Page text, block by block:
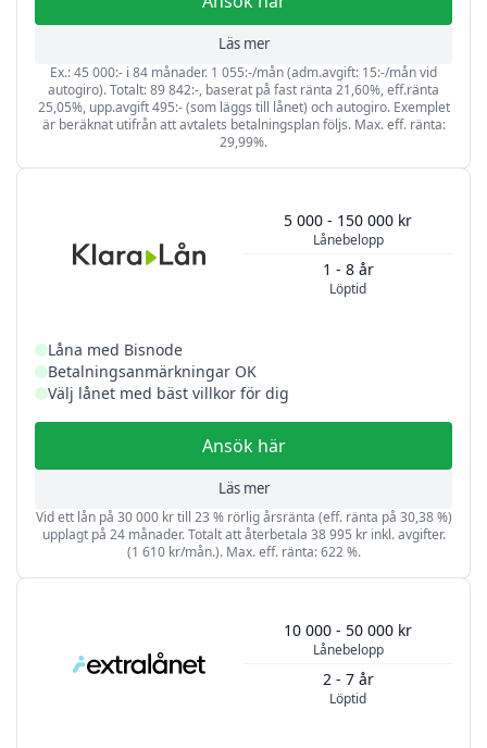
Läs mer
Ex.: 45 000:- i 84 månader. 1 055:-/mån (adm.avgift: 15:-/mån vid
autogiro). Totalt: 89 842:-, baserat på fast ränta 21,60%, eff.ränta
25,05%, upp.avgift 495:- (som läggs till lånet) och autogiro. Exemplet
är beräknat utifrån att avtalets betalningsplan följs. Max. eff. ränta:
29,99%.
Lånebelopp
5 000 - 150 000 kr
Löptid
1 - 8 år
Låna med Bisnode
Betalningsanmärkningar OK
Välj lånet med bäst villkor för dig
Ansök här
Läs mer
Vid ett lån på 30 000 kr till 23 % rörlig årsränta (eff. ränta på 30,38 %)
upplagt på 24 månader. Totalt att återbetala 38 995 kr inkl. avgifter.
(1 610 kr/mån.). Max. eff. ränta: 622 %.
Lånebelopp
10 000 - 50 000 kr
Löptid
2 - 7 år